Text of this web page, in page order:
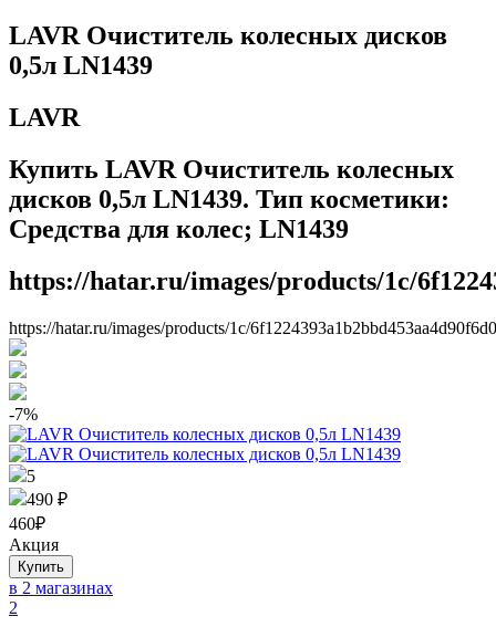
LAVR Очиститель колесных дисков
0,5л LN1439
LAVR
Купить LAVR Очиститель колесных
дисков 0,5л LN1439. Тип косметики:
Средства для колес; LN1439
https://hatar.ru/images/products/1c/
https://hatar.ru/images/products/1c/
-7%
5
490 ₽
460₽
Акция
в 2 магазинах
2